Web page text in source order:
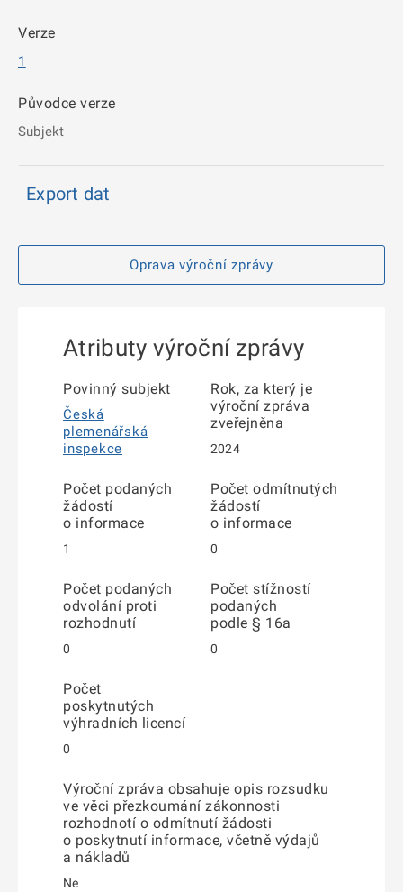
Verze
1
Původce verze
Subjekt
Export dat
Oprava výroční zprávy
Atributy výroční zprávy
Povinný subjekt
Česká
plemenářská
inspekce
Rok, za který je
výroční zpráva
zveřejněna
2024
Počet podaných
žádostí
o informace
1
Počet odmítnutých
žádostí
o informace
0
Počet podaných
odvolání proti
rozhodnutí
0
Počet stížností
podaných
podle § 16a
0
Počet
poskytnutých
výhradních licencí
0
Výroční zpráva obsahuje opis rozsudku
ve věci přezkoumání zákonnosti
rozhodnotí o odmítnutí žádosti
o poskytnutí informace, včetně výdajů
a nákladů
Ne